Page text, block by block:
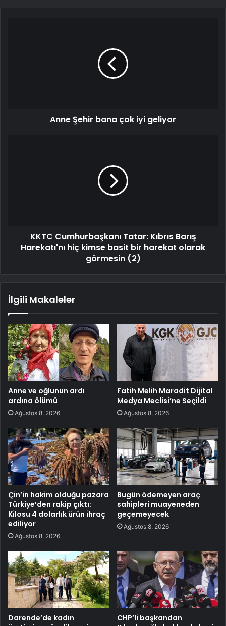
Anne Şehir bana çok iyi geliyor
KKTC Cumhurbaşkanı Tatar: Kıbrıs Barış
Harekatı'nı hiç kimse basit bir harekat olarak
görmesin (2)
İlgili Makaleler
Anne ve oğlunun ardı
ardına ölümü
Ağustos 8, 2026
Fatih Melih Maradit Dijital
Medya Meclisi’ne Seçildi
Ağustos 8, 2026
Çin’in hakim olduğu pazara
Türkiye’den rakip çıktı:
Kilosu 4 dolarlık ürün ihraç
ediliyor
Ağustos 8, 2026
Bugün ödemeyen araç
sahipleri muayeneden
geçemeyecek
Ağustos 8, 2026
Darende’de kadın
CHP’li başkandan